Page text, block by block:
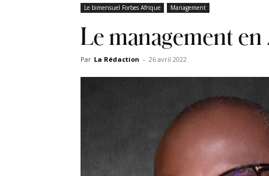
Le bimensuel Forbes Afrique Management
Le management
Par La Rédaction - 26 avril 2022